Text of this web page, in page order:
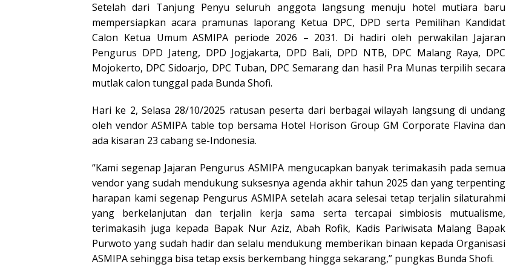
Setelah dari Tanjung Penyu seluruh anggota langsung menuju hotel mutiara baru
mempersiapkan acara pramunas laporang Ketua DPC, DPD serta Pemilihan Kandidat
Calon Ketua Umum ASMIPA periode 2026 – 2031. Di hadiri oleh perwakilan Jajaran
Pengurus DPD Jateng, DPD Jogjakarta, DPD Bali, DPD NTB, DPC Malang Raya, DPC
Mojokerto, DPC Sidoarjo, DPC Tuban, DPC Semarang dan hasil Pra Munas terpilih secara
mutlak calon tunggal pada Bunda Shofi.
Hari ke 2, Selasa 28/10/2025 ratusan peserta dari berbagai wilayah langsung di undang
oleh vendor ASMIPA table top bersama Hotel Horison Group GM Corporate Flavina dan
ada kisaran 23 cabang se-Indonesia.
“Kami segenap Jajaran Pengurus ASMIPA mengucapkan banyak terimakasih pada semua
vendor yang sudah mendukung suksesnya agenda akhir tahun 2025 dan yang terpenting
harapan kami segenap Pengurus ASMIPA setelah acara selesai tetap terjalin silaturahmi
yang berkelanjutan dan terjalin kerja sama serta tercapai simbiosis mutualisme,
terimakasih juga kepada Bapak Nur Aziz, Abah Rofik, Kadis Pariwisata Malang Bapak
Purwoto yang sudah hadir dan selalu mendukung memberikan binaan kepada Organisasi
ASMIPA sehingga bisa tetap exsis berkembang hingga sekarang,” pungkas Bunda Shofi.